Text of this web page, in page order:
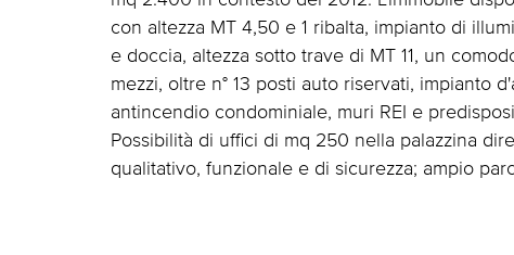
con altezza MT 4,50 e 1 ribalta, impianto di
e doccia, altezza sotto trave di MT 11, un
mezzi, oltre n° 13 posti auto riservati, impianto
antincendio condominiale, muri REI e
Possibilità di uffici di mq 250 nella palazzina
qualitativo, funzionale e di sicurezza; ampio